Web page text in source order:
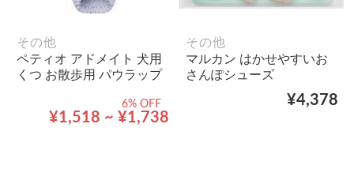
その他
ペティオ アドメイト 犬用
くつ お散歩用 パウラップ
¥1,518 ~ ¥1,738
6% OFF
その他
マルカン はかせやすいお
さんぽシューズ
¥4,378